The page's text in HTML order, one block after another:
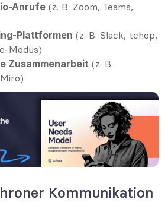
Anrufe (z. B. Zoom, Teams,
Plattformen (z. B. Slack, tchop,
Modus)
Zusammenarbeit (z. B.
Kommunikation